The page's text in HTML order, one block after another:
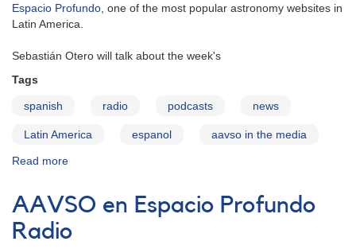
Espacio Profundo, one of the most popular astronomy websites in
Latin America.
Sebastián Otero will talk about the week's
Tags
spanish radio podcasts news
Latin America espanol aavso in the media
Read more
in
Espacio
Profundo
Radio
AAVSO en Espacio Profundo
Radio